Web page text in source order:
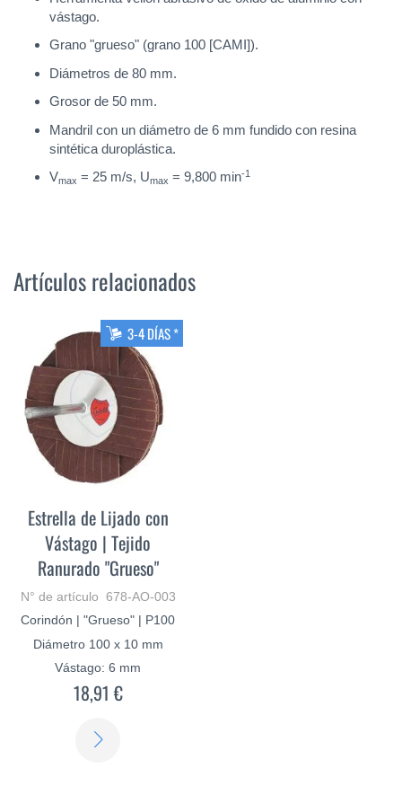
vástago.
Grano "grueso" (grano 100 [CAMI]).
Diámetros de 80 mm.
Grosor de 50 mm.
Mandril con un diámetro de 6 mm fundido con resina
sintética duroplástica.
Vmax = 25 m/s, Umax = 9,800 min-1
Artículos relacionados
3-4 DÍAS *
Estrella de Lijado con
Vástago | Tejido
Ranurado "Grueso"
N° de artículo 678-AO-003
Corindón | "Grueso" | P100
Diámetro 100 x 10 mm
Vástago: 6 mm
18,91 €